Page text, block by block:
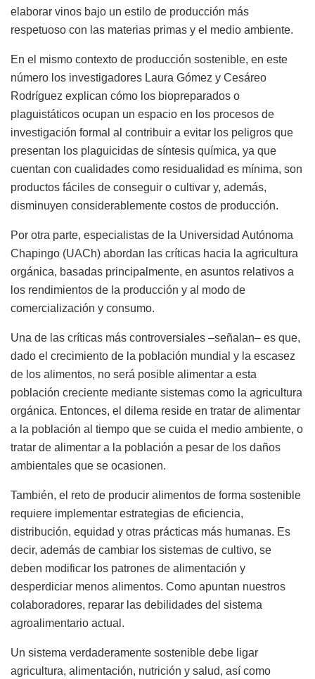
elaborar vinos bajo un estilo de producción más
respetuoso con las materias primas y el medio ambiente.
En el mismo contexto de producción sostenible, en este
número los investigadores Laura Gómez y Cesáreo
Rodríguez explican cómo los biopreparados o
plaguistáticos ocupan un espacio en los procesos de
investigación formal al contribuir a evitar los peligros que
presentan los plaguicidas de síntesis química, ya que
cuentan con cualidades como residualidad es mínima, son
productos fáciles de conseguir o cultivar y, además,
disminuyen considerablemente costos de producción.
Por otra parte, especialistas de la Universidad Autónoma
Chapingo (UACh) abordan las críticas hacia la agricultura
orgánica, basadas principalmente, en asuntos relativos a
los rendimientos de la producción y al modo de
comercialización y consumo.
Una de las críticas más controversiales –señalan– es que,
dado el crecimiento de la población mundial y la escasez
de los alimentos, no será posible alimentar a esta
población creciente mediante sistemas como la agricultura
orgánica. Entonces, el dilema reside en tratar de alimentar
a la población al tiempo que se cuida el medio ambiente, o
tratar de alimentar a la población a pesar de los daños
ambientales que se ocasionen.
También, el reto de producir alimentos de forma sostenible
requiere implementar estrategias de eficiencia,
distribución, equidad y otras prácticas más humanas. Es
decir, además de cambiar los sistemas de cultivo, se
deben modificar los patrones de alimentación y
desperdiciar menos alimentos. Como apuntan nuestros
colaboradores, reparar las debilidades del sistema
agroalimentario actual.
Un sistema verdaderamente sostenible debe ligar
agricultura, alimentación, nutrición y salud, así como